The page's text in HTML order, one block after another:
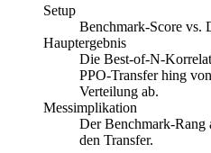
Setup
Benchmark-Score vs.
Hauptergebnis
Die Best-of-N-
PPO-Transfer hing
Verteilung ab.
Messimplikation
Der Benchmark-
den Transfer.